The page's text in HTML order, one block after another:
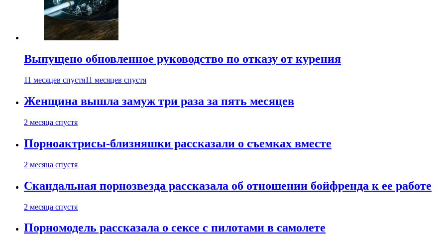
Выпущено обновленное руководство по отказу от курения
11 месяцев спустя11 месяцев спустя
Женщина вышла замуж три раза за пять месяцев
2 месяца спустя
Порноактрисы-близняшки рассказали о съемках вместе
2 месяца спустя
Скандальная порнозвезда рассказала об отношении бойфренда к ее работе
2 месяца спустя
Порномодель рассказала о сексе с пилотами в самолете